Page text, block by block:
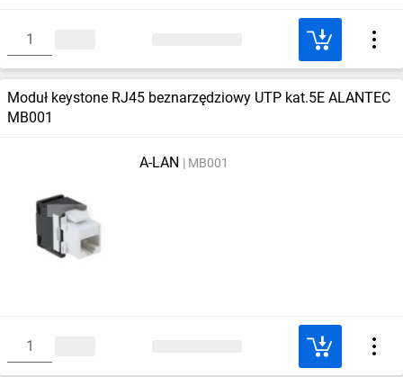
Moduł keystone RJ45 beznarzędziowy UTP kat.5E ALANTEC
MB001
A-LAN MB001